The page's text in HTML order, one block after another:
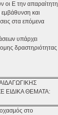
οι Ε την απαραίτητη
εμβάθυνση και
στα επόμενα
υπάρχει
δραστηριότητας
ΕΙΔΙΚΑ ΘΕΜΑΤΑ:
στο